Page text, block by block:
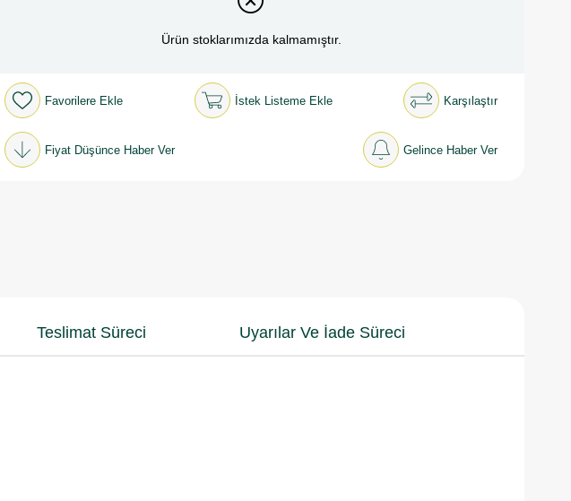
Ürün stoklarımızda kalmamıştır.
Favorilere Ekle İstek Listeme Ekle Karşılaştır
Fiyat Düşünce Haber Ver Gelince Haber Ver
Teslimat Süreci Uyarılar Ve İade Süreci